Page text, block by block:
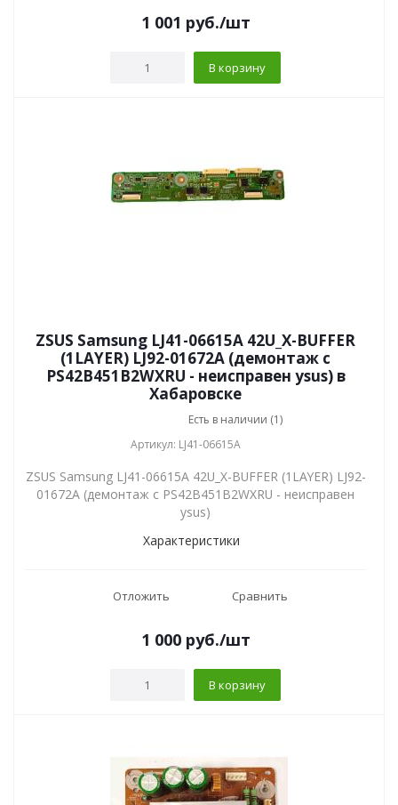
1 001 руб./шт
В корзину
ZSUS Samsung LJ41-06615A 42U_X-BUFFER
(1LAYER) LJ92-01672A (демонтаж с
PS42B451B2WXRU - неисправен ysus) в
Хабаровске
Есть в наличии (1)
Артикул: LJ41-06615A
ZSUS Samsung LJ41-06615A 42U_X-BUFFER (1LAYER) LJ92-
01672A (демонтаж с PS42B451B2WXRU - неисправен
ysus)
Характеристики
Отложить Сравнить
1 000 руб./шт
В корзину